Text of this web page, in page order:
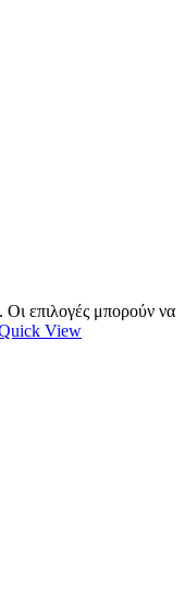
Οι επιλογές μπορούν να
View